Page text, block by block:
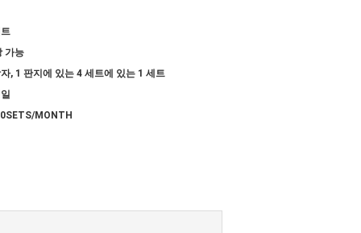
가능
, 1 판지에 있는 4 세트에 있는 1 세트
MONTH